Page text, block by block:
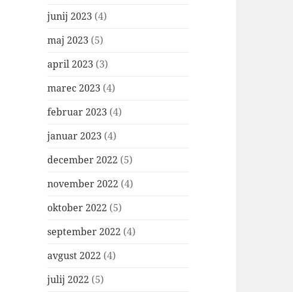
junij 2023 (4)
maj 2023 (5)
april 2023 (3)
marec 2023 (4)
februar 2023 (4)
januar 2023 (4)
december 2022 (5)
november 2022 (4)
oktober 2022 (5)
september 2022 (4)
avgust 2022 (4)
julij 2022 (5)